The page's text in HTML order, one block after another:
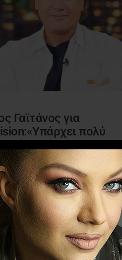
Γαϊτάνος για
πολύ
2024
στην εκπομπή του Γρηγόρη
«The 2night show», ήταν ο
Κατά την διάρκεια της
ο επιτυχημένος ...